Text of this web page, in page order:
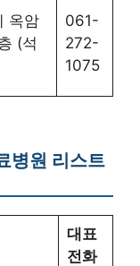
옥암
(석
061-
272-
1075
병원 리스트
대표
전화